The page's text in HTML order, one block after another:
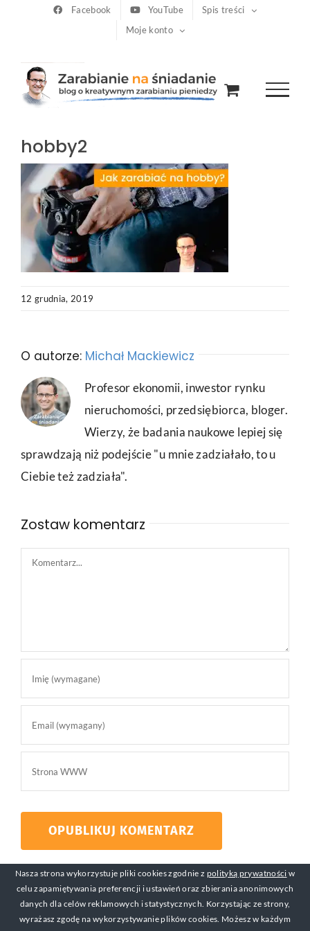
Facebook YouTube
Spis treści
Moje konto
hobby2
12 grudnia, 2019
O autorze: Michał Mackiewicz
Profesor ekonomii, inwestor rynku
nieruchomości, przedsiębiorca, bloger.
Wierzy, że badania naukowe lepiej się
sprawdzają niż podejście "u mnie zadziałało, to u
Ciebie też zadziała".
Zostaw komentarz
Comment
Nasza strona wykorzystuje pliki cookies zgodnie z polityką prywatności w
celu zapamiętywania preferencji i ustawień oraz zbierania anonimowych
danych dla celów reklamowych i statystycznych. Korzystając ze strony,
wyrażasz zgodę na wykorzystywanie plików cookies. Możesz w każdym